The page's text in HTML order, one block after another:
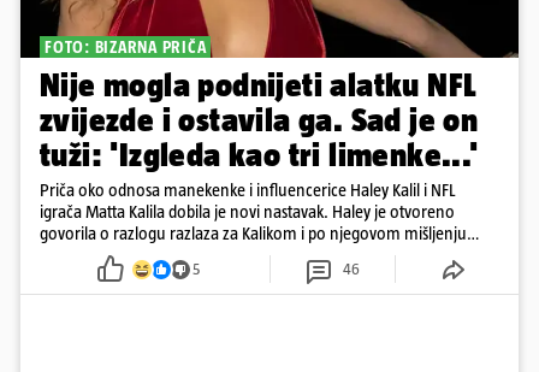
FOTO: BIZARNA PRIČA
Nije mogla podnijeti alatku NFL
zvijezde i ostavila ga. Sad je on
tuži: 'Izgleda kao tri limenke...'
Priča oko odnosa manekenke i influencerice Haley Kalil i NFL
igrača Matta Kalila dobila je novi nastavak. Haley je otvoreno
govorila o razlogu razlaza za Kalikom i po njegovom mišljenju
prešla granicu dobrog ukusa
5 46